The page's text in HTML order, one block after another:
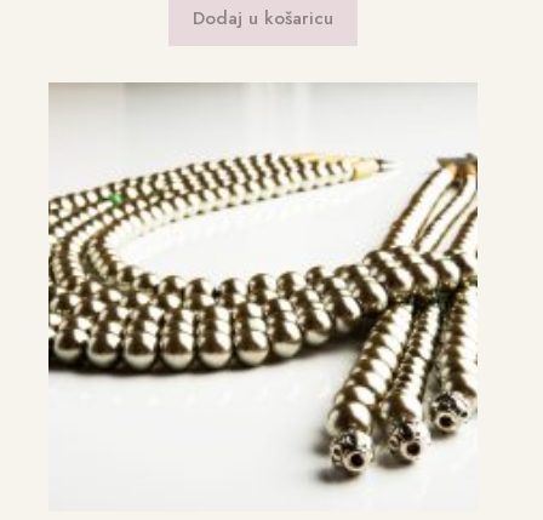
Dodaj u košaricu